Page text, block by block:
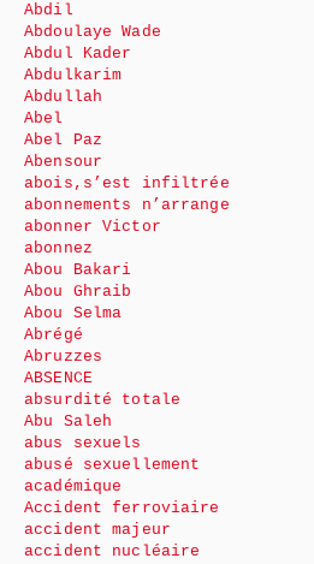
Abdil
Abdoulaye Wade
Abdul Kader
Abdulkarim
Abdullah
Abel
Abel Paz
Abensour
abois,s’est infiltrée
abonnements n’arrange
abonner Victor
abonnez
Abou Bakari
Abou Ghraib
Abou Selma
Abrégé
Abruzzes
ABSENCE
absurdité totale
Abu Saleh
abus sexuels
abusé sexuellement
académique
Accident ferroviaire
accident majeur
accident nucléaire